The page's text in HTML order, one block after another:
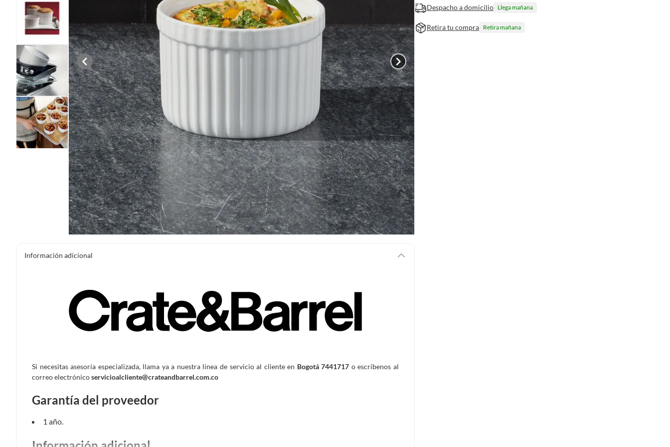
Información adicional
Si necesitas asesoría especializada, llama ya a nuestra línea de servicio al cliente en Bogotá 7441717 o escríbenos al
correo electrónicoservicioalcliente@crateandbarrel.com.co
Garantía del proveedor
1 año.
Despacho a domicilio Llega mañana
Retira tu compra Retira mañana